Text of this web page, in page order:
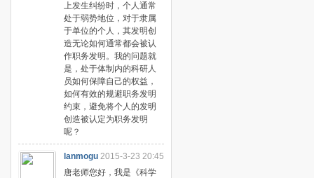
上发生纠纷时，个人通常
处于弱势地位，对于隶属
于单位的个人，其发明创
造无论如何通常都会被认
作职务发明。我的问题就
是，处于体制内的科研人
员如何保障自己的权益，
如何有效的规避职务发明
约束，避免将个人的发明
创造被认定为职务发明
呢？
lanmogu 2015-3-23 20:45
唐老师您好，我是《科学